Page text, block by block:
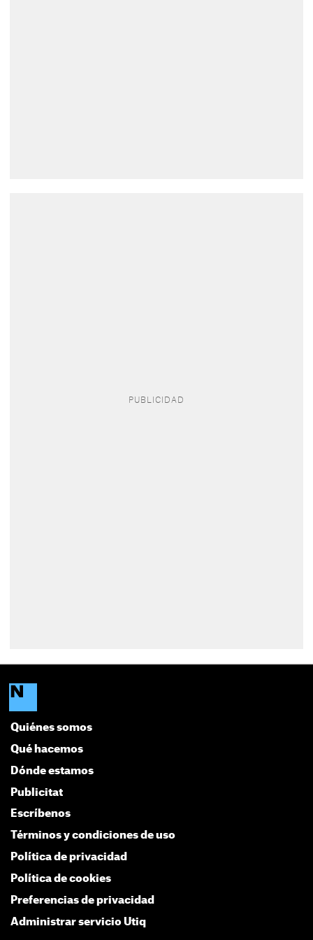
Quiénes somos
Qué hacemos
Dónde estamos
Publicitat
Escríbenos
Términos y condiciones de uso
Política de privacidad
Política de cookies
Preferencias de privacidad
Administrar servicio Utiq